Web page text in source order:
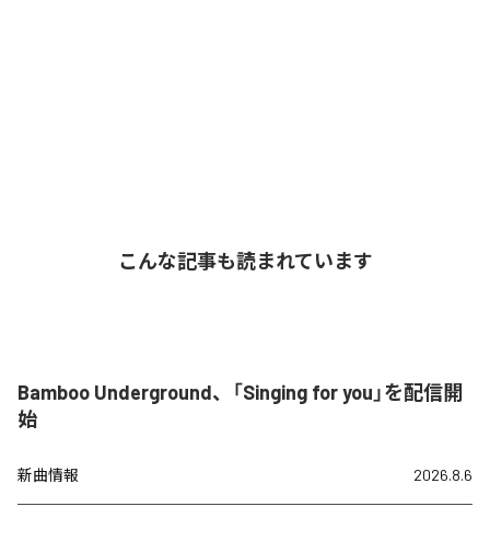
こんな記事も読まれています
Bamboo Underground、「Singing for you」を配信開
始
新曲情報 2026.8.6